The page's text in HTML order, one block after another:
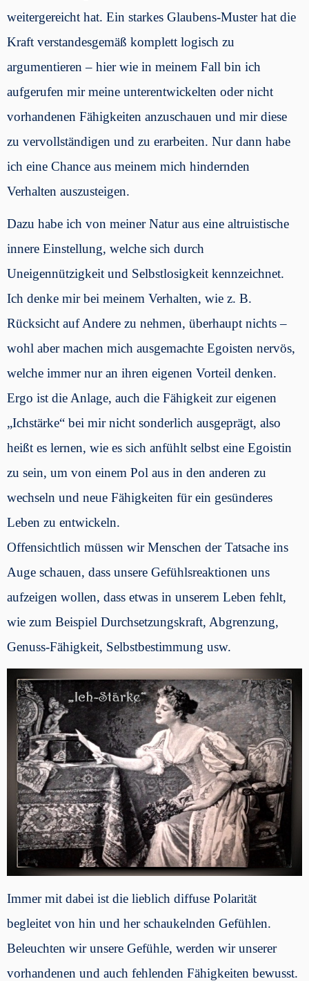
weitergereicht hat. Ein starkes Glaubens-Muster hat die
Kraft verstandesgemäß komplett logisch zu
argumentieren – hier wie in meinem Fall bin ich
aufgerufen mir meine unterentwickelten oder nicht
vorhandenen Fähigkeiten anzuschauen und mir diese
zu vervollständigen und zu erarbeiten. Nur dann habe
ich eine Chance aus meinem mich hindernden
Verhalten auszusteigen.
Dazu habe ich von meiner Natur aus eine altruistische
innere Einstellung, welche sich durch
Uneigennützigkeit und Selbstlosigkeit kennzeichnet.
Ich denke mir bei meinem Verhalten, wie z. B.
Rücksicht auf Andere zu nehmen, überhaupt nichts –
wohl aber machen mich ausgemachte Egoisten nervös,
welche immer nur an ihren eigenen Vorteil denken.
Ergo ist die Anlage, auch die Fähigkeit zur eigenen
„Ichstärke“ bei mir nicht sonderlich ausgeprägt, also
heißt es lernen, wie es sich anfühlt selbst eine Egoistin
zu sein, um von einem Pol aus in den anderen zu
wechseln und neue Fähigkeiten für ein gesünderes
Leben zu entwickeln.
Offensichtlich müssen wir Menschen der Tatsache ins
Auge schauen, dass unsere Gefühlsreaktionen uns
aufzeigen wollen, dass etwas in unserem Leben fehlt,
wie zum Beispiel Durchsetzungskraft, Abgrenzung,
Genuss-Fähigkeit, Selbstbestimmung usw.
Immer mit dabei ist die lieblich diffuse Polarität
begleitet von hin und her schaukelnden Gefühlen.
Beleuchten wir unsere Gefühle, werden wir unserer
vorhandenen und auch fehlenden Fähigkeiten bewusst.